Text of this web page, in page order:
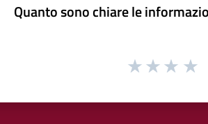
Quanto sono chiare le